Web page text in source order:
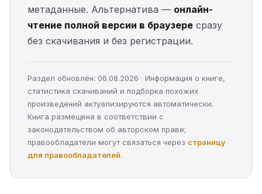
метаданные. Альтернатива — онлайн-
чтение полной версии в браузере сразу
без скачивания и без регистрации.
Раздел обновлён: 06.08.2026 · Информация о книге,
статистика скачиваний и подборка похожих
произведений актуализируются автоматически.
Книга размещена в соответствии с
законодательством об авторском праве;
правообладатели могут связаться через страницу
для правообладателей.